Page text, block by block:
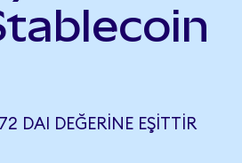
DAI DEĞERINE EŞITTIR